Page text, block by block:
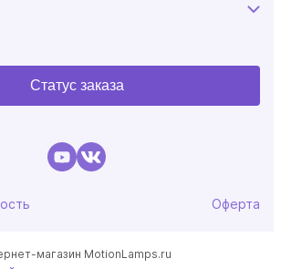
Статус заказа
Оферта
магазин MotionLamps.ru